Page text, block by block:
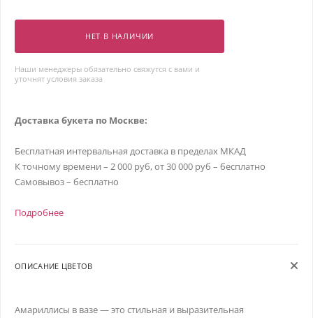
НЕТ В НАЛИЧИИ
Наши менеджеры обязательно свяжутся с вами и
уточнят условия заказа
Доставка букета по Москве:
Бесплатная интервальная доставка в пределах МКАД
К точному времени – 2 000 руб, от 30 000 руб – бесплатно
Самовывоз – бесплатно
Подробнее
ОПИСАНИЕ ЦВЕТОВ
Амариллисы в вазе — это стильная и выразительная